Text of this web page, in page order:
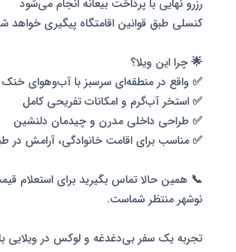
رزرو نهایی با پرداخت بیعانه انجام می‌شود
کنسلی طبق قوانین اقامتگاه پیگیری خواهد
🌟 چرا این ویلا؟
✅ واقع در منطقه‌ای سرسبز با آب‌وهوای خنک
✅ استخر آب‌گرم و امکانات تفریحی کامل
✅ طراحی داخلی مدرن و چیدمان دلنشین
✅ مناسب برای اقامت خانوادگی، آرامش در
📞 همین حالا تماس بگیرید برای استعلام
نوشهر منتظر شماست.
تجربه یک سفر بی‌دغدغه و لوکس در ویلایی با